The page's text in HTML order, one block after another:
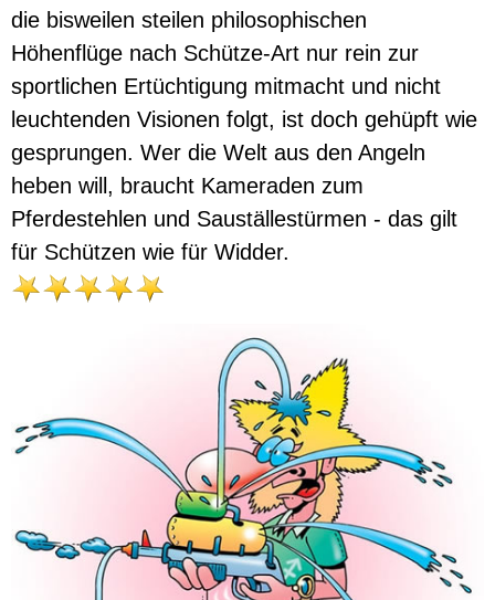
die bisweilen steilen philosophischen
Höhenflüge nach Schütze-Art nur rein zur
sportlichen Ertüchtigung mitmacht und nicht
leuchtenden Visionen folgt, ist doch gehüpft wie
gesprungen. Wer die Welt aus den Angeln
heben will, braucht Kameraden zum
Pferdestehlen und Sauställestürmen - das gilt
für Schützen wie für Widder.